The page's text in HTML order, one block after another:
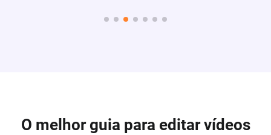
O melhor guia para editar vídeos